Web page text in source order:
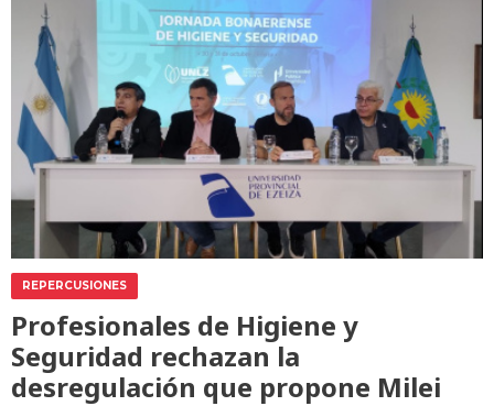
REPERCUSIONES
Profesionales de Higiene y
Seguridad rechazan la
desregulación que propone Milei